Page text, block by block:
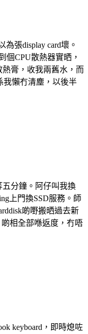
為張display card壞。
個CPU散熱器實晒，
膏，收我兩舊水，而
我懶冇清塵，以後半
分鐘。阿仔叫我換
上門換SSD服務。師
啲嘢搬晒過去新
相全部喺返度，冇唔
keyboard，即時熄咗